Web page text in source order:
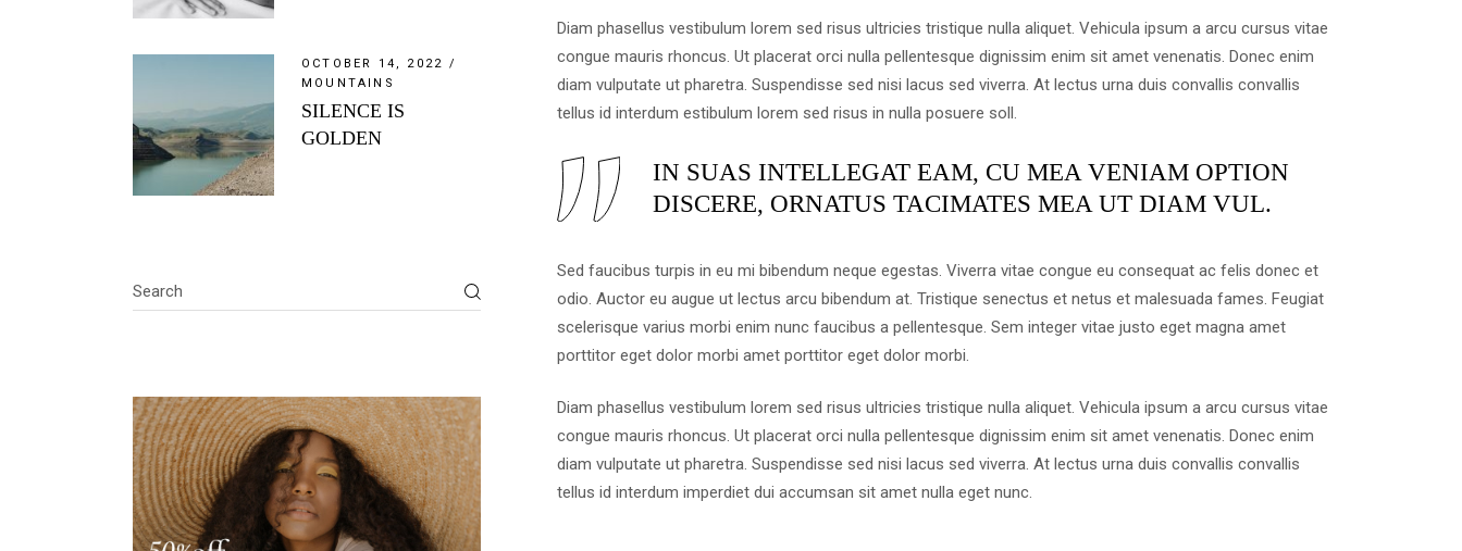
Diam phasellus vestibulum lorem sed risus ultricies tristique nulla aliquet. Vehicula ipsum a arcu cursus vitae
congue mauris rhoncus. Ut placerat orci nulla pellentesque dignissim enim sit amet venenatis. Donec enim
diam vulputate ut pharetra. Suspendisse sed nisi lacus sed viverra. At lectus urna duis convallis convallis
tellus id interdum estibulum lorem sed risus in nulla posuere soll.
IN SUAS INTELLEGAT EAM, CU MEA VENIAM OPTION
DISCERE, ORNATUS TACIMATES MEA UT DIAM VUL.
Sed faucibus turpis in eu mi bibendum neque egestas. Viverra vitae congue eu consequat ac felis donec et
odio. Auctor eu augue ut lectus arcu bibendum at. Tristique senectus et netus et malesuada fames. Feugiat
scelerisque varius morbi enim nunc faucibus a pellentesque. Sem integer vitae justo eget magna amet
porttitor eget dolor morbi amet porttitor eget dolor morbi.
Diam phasellus vestibulum lorem sed risus ultricies tristique nulla aliquet. Vehicula ipsum a arcu cursus vitae
congue mauris rhoncus. Ut placerat orci nulla pellentesque dignissim enim sit amet venenatis. Donec enim
diam vulputate ut pharetra. Suspendisse sed nisi lacus sed viverra. At lectus urna duis convallis convallis
tellus id interdum imperdiet dui accumsan sit amet nulla eget nunc.
OCTOBER 14, 2022
MOUNTAINS
SILENCE IS
GOLDEN